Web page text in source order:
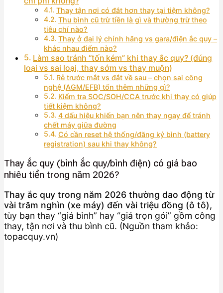
Thay tận nơi có đắt hơn thay tại tiệm không?
Thu bình cũ trừ tiền là gì và thường trừ theo
tiêu chí nào?
Thay ở đại lý chính hãng vs gara/điện ắc quy –
khác nhau điểm nào?
Làm sao tránh “tốn kém” khi thay ắc quy? (đúng
loại vs sai loại, thay sớm vs thay muộn)
Rẻ trước mắt vs đắt về sau – chọn sai công
nghệ (AGM/EFB) tốn thêm những gì?
Kiểm tra SOC/SOH/CCA trước khi thay có giúp
tiết kiệm không?
4 dấu hiệu khiến bạn nên thay ngay để tránh
chết máy giữa đường
Có cần reset hệ thống/đăng ký bình (battery
registration) sau khi thay không?
Thay ắc quy (bình ắc quy/bình điện) có giá bao
nhiêu tiền trong năm 2026?
Thay ắc quy trong năm 2026 thường dao động từ
vài trăm nghìn (xe máy) đến vài triệu đồng (ô tô),
tùy bạn thay “giá bình” hay “giá trọn gói” gồm công
thay, tận nơi và thu bình cũ. (Nguồn tham khảo:
topacquy.vn)